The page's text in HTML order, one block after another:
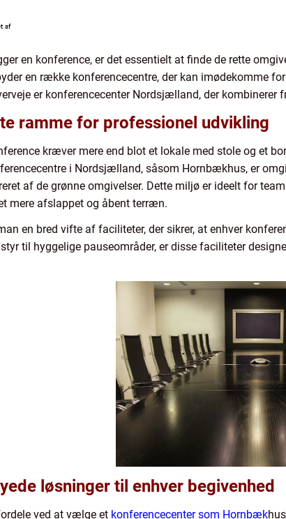
en konference, er det essentielt at finde de rette
en række konferencecentre, der kan imødekomme
er konferencecenter Nordsjælland, der kombinerer
ramme for professionel udvikling
kræver mere end blot et lokale med stole og et
i Nordsjælland, såsom Hornbækhus, er
af de grønne omgivelser. Dette miljø er ideelt for
mere afslappet og åbent terræn.
en bred vifte af faciliteter, der sikrer, at enhver
til hyggelige pauseområder, er disse faciliteter
løsninger til enhver begivenhed
ved at vælge et konferencecenter som Hornbæk